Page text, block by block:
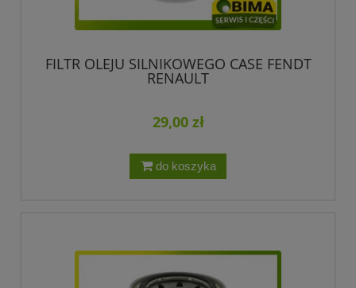
FILTR OLEJU SILNIKOWEGO CASE FENDT
RENAULT
29,00 zł
do koszyka